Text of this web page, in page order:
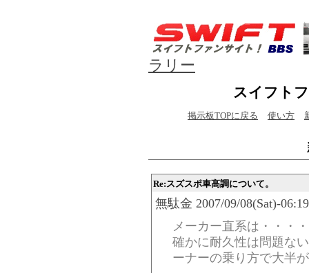
ラリー
スイフト
掲示板TOPに戻る 使い方
Re:スズスポ車高調について。
無駄金 2007/09/08(Sat)-
メーカー直系は・・・
確かに耐久性は問題な
ーナーの乗り方で大半